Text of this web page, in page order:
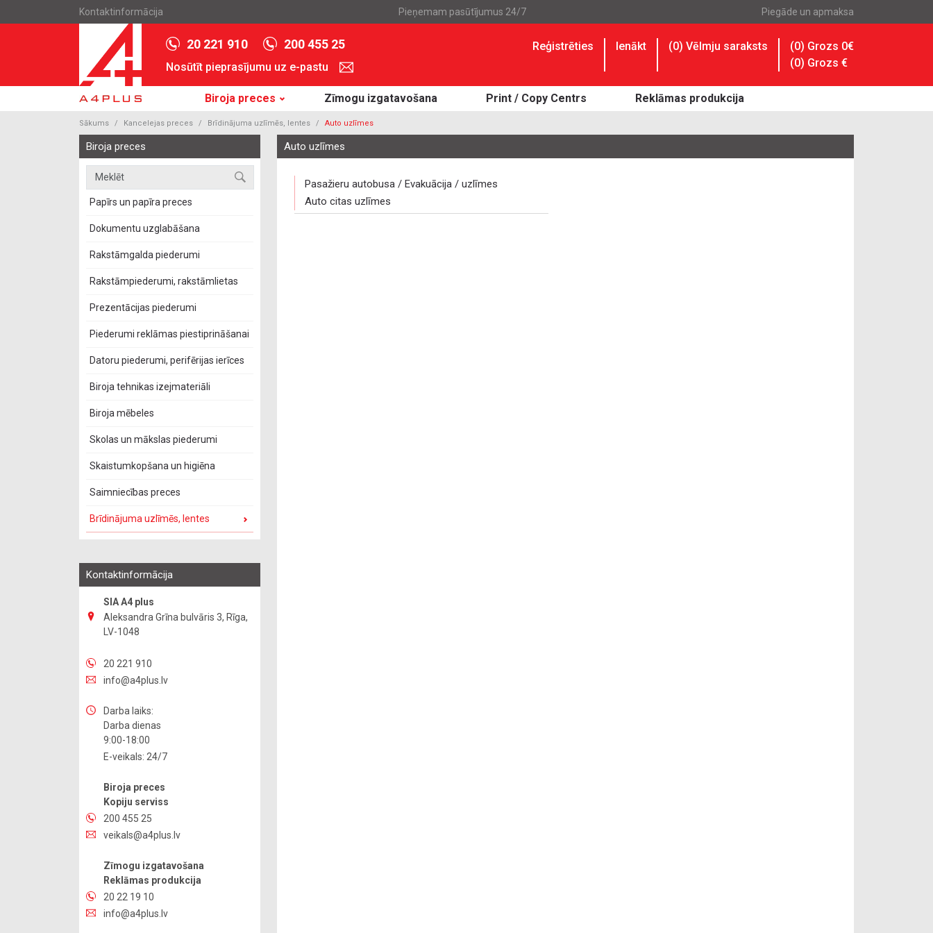
Kontaktinformācija Pieņemam pasūtījumus 24/7 Piegāde un apmaksa
20 221 910 200 455 25
Nosūtīt pieprasījumu uz e-pastu
Reģistrēties Ienākt (0) Vēlmju saraksts
(0) Grozs 0€
(0) Grozs €
Biroja preces Zīmogu izgatavošana Print / Copy Centrs Reklāmas produkcija
Sākums Kancelejas preces Brīdinājuma uzlīmēs, lentes Auto uzlīmes
Biroja preces
Papīrs un papīra preces
Dokumentu uzglabāšana
Rakstāmgalda piederumi
Rakstāmpiederumi, rakstāmlietas
Prezentācijas piederumi
Piederumi reklāmas piestiprināšanai
Datoru piederumi, perifērijas ierīces
Biroja tehnikas izejmateriāli
Biroja mēbeles
Skolas un mākslas piederumi
Skaistumkopšana un higiēna
Saimniecības preces
Brīdinājuma uzlīmēs, lentes
Kontaktinformācija
SIA A4 plus
Aleksandra Grīna bulvāris 3, Rīga,
LV-1048
20 221 910
info@a4plus.lv
Darba laiks:
Darba dienas
9:00-18:00
E-veikals: 24/7
Biroja preces
Kopiju serviss
200 455 25
veikals@a4plus.lv
Zīmogu izgatavošana
Reklāmas produkcija
20 22 19 10
info@a4plus.lv
Auto uzlīmes
Pasažieru autobusa / Evakuācija / uzlīmes
Auto citas uzlīmes